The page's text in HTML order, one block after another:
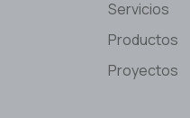
Servicios
Productos
Proyectos